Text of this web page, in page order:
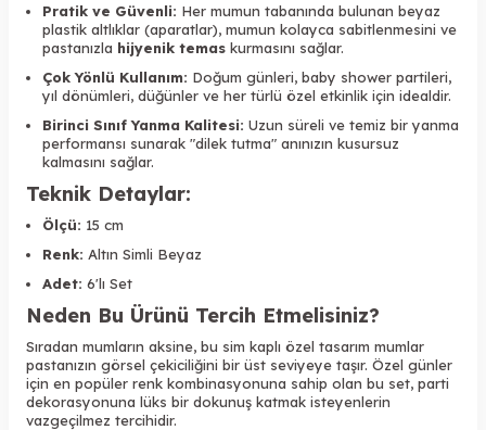
Pratik ve Güvenli: Her mumun tabanında bulunan beyaz
plastik altlıklar (aparatlar), mumun kolayca sabitlenmesini ve
pastanızla hijyenik temas kurmasını sağlar.
Çok Yönlü Kullanım: Doğum günleri, baby shower partileri,
yıl dönümleri, düğünler ve her türlü özel etkinlik için idealdir.
Birinci Sınıf Yanma Kalitesi: Uzun süreli ve temiz bir yanma
performansı sunarak "dilek tutma" anınızın kusursuz
kalmasını sağlar.
Teknik Detaylar:
Ölçü: 15 cm
Renk: Altın Simli Beyaz
Adet: 6'lı Set
Neden Bu Ürünü Tercih Etmelisiniz?
Sıradan mumların aksine, bu sim kaplı özel tasarım mumlar
pastanızın görsel çekiciliğini bir üst seviyeye taşır. Özel günler
için en popüler renk kombinasyonuna sahip olan bu set, parti
dekorasyonuna lüks bir dokunuş katmak isteyenlerin
vazgeçilmez tercihidir.